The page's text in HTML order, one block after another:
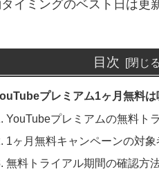
イミングのベスト日は更
目次
プレミアム1ヶ月無料
YouTubeプレミアムの無料ト
1ヶ月無料キャンペーンの対象
無料トライアル期間の確認方